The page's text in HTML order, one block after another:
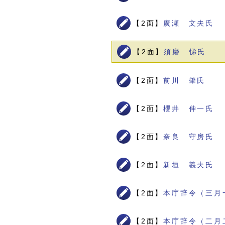
【2面】 廣瀬 文夫氏
【2面】須磨 悌氏
【2面】前川 肇氏
【2面】櫻井 伸一氏
【2面】奈良 守房氏
【2面】 新垣 義夫氏
【2面】本庁辞令（三月
【2面】本庁辞令（二月